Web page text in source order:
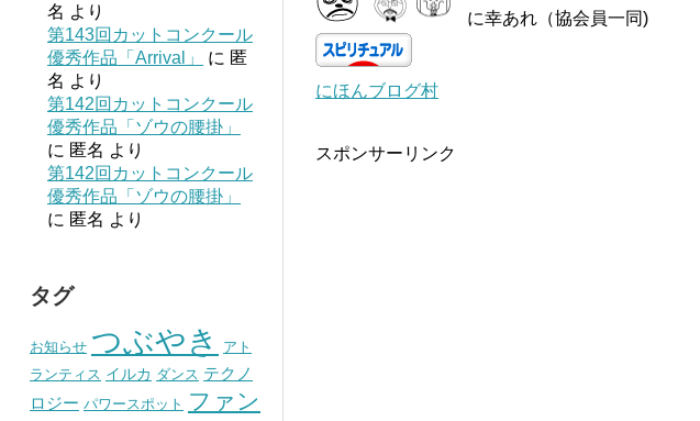
名 より
第143回カットコンクール
優秀作品「Arrival」
に 匿
名 より
第142回カットコンクール
優秀作品「ゾウの腰掛」
に 匿名 より
第142回カットコンクール
優秀作品「ゾウの腰掛」
に 匿名 より
タグ
お知らせ つぶやき
アト
ランティス イルカ ダンス テクノ
ロジー パワースポット ファン
に幸あれ（協会員一同)
にほんブログ村
スポンサーリンク